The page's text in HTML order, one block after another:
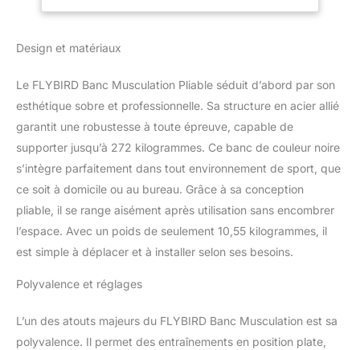
rigoureux avant
expédition. 【Banc Step-
Up 2026】Conçu pour
du corps avec 8
positions de dos, 4
positions de siège et 3
positions de jambes,
permettant un réglage
simple et rapide.
Personnalisez facilement
instantanément entre les
écartés inclinés, le
Design et matériaux
Le FLYBIRD Banc Musculation Pliable séduit d’abord par son
esthétique sobre et professionnelle. Sa structure en acier allié
garantit une robustesse à toute épreuve, capable de
supporter jusqu’à 272 kilogrammes. Ce banc de couleur noire
s’intègre parfaitement dans tout environnement de sport, que
ce soit à domicile ou au bureau. Grâce à sa conception
pliable, il se range aisément après utilisation sans encombrer
l’espace. Avec un poids de seulement 10,55 kilogrammes, il
est simple à déplacer et à installer selon ses besoins.
Polyvalence et réglages
L’un des atouts majeurs du FLYBIRD Banc Musculation est sa
polyvalence. Il permet des entraînements en position plate,